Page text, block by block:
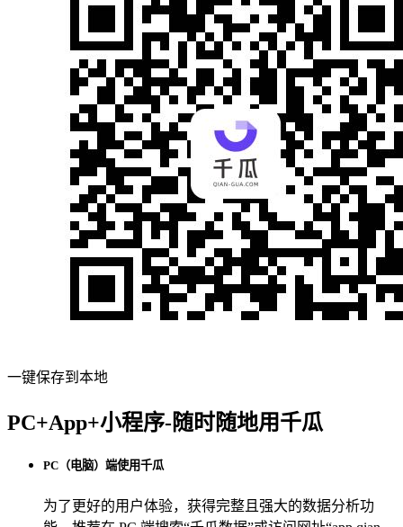
一键保存到本地
PC+App+小程序-随时随地用千瓜
PC（电脑）端使用千瓜
为了更好的用户体验，获得完整且强大的数据分析功